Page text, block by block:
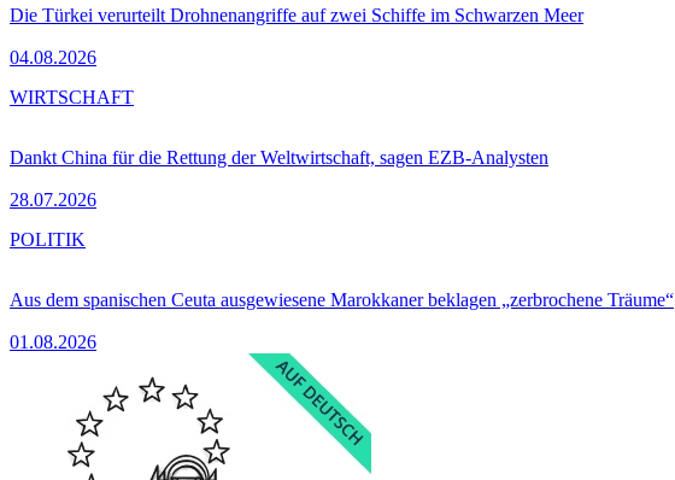
Die Türkei verurteilt Drohnenangriffe auf zwei Schiffe im Schwarzen Meer
04.08.2026
Dankt China für die Rettung der Weltwirtschaft, sagen EZB-Analysten
28.07.2026
WIRTSCHAFT
Aus dem spanischen Ceuta ausgewiesene Marokkaner beklagen „zerbrochene Träume“
01.08.2026
POLITIK